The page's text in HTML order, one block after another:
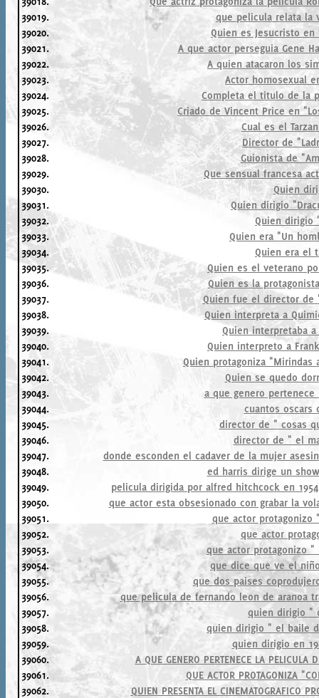
39019.
que pelicula relata la
39020.
Quien es Jesucristo
39021.
A que actor perseguia Gene
39022.
A quien atacaron los
39023.
Actor homosexual
39024.
Completa el titulo de la
39025.
Criado de Vincent Price en
39026.
Cual es el
39027.
Director de
39028.
Guionista de
39029.
Que sensual francesa
39030.
Quien
39031.
Quien dirigio
39032.
Quien dirigio
39033.
Quien era "Un
39034.
Quien era el
39035.
Quien es el veterano
39036.
Quien es la
39037.
Quien fue el director de
39038.
Quien interpreta a
39039.
Quien interpretaba
39040.
Quien interpreto a
39041.
Quien protagoniza "Mirindas
39042.
Quien se quedo
39043.
a que genero
39044.
cuantos oscars
39045.
director de " cosas
39046.
director de " el
39047.
donde esconden el cadaver de la mujer
39048.
ed harris dirige un
39049.
pelicula dirigida por alfred hitchcock en
39050.
que actor esta obsesionado con grabar la
39051.
que actor protagonizo
39052.
que actor
39053.
que actor protagonizo
39054.
que dice que ve el
39055.
que dos paises
39056.
que pelicula de fernando leon de aranoa
39057.
quien dirigio "
39058.
quien dirigio " el baile
39059.
quien dirigio en
39060.
A QUE GENERO PERTENECE LA PELICULA
39061.
QUE ACTOR PROTAGONIZA
39062.
QUIEN PRESENTA EL CINEMATOGRAFICO